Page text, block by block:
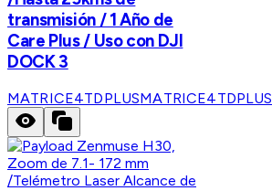
transmisión / 1 Año de
Care Plus / Uso con DJI
DOCK 3
MATRICE4TDPLUSMATRICE4TDPLUS